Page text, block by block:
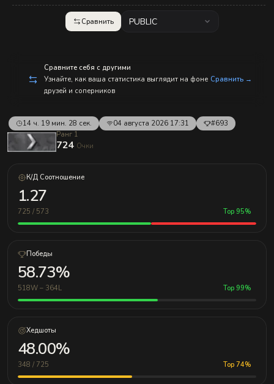
Сравнить PUBLIC
Сравните себя с другими
Узнайте, как ваша статистика выглядит на фоне
друзей и соперников
Сравнить →
14 ч. 19 мин. 28 сек. 04 августа 2026 17:31
#693
Ранг 1
724 Очки
К/Д Соотношение
1.27
725 / 573 Top 95%
Победы
58.73%
518W – 364L Top 99%
Хедшоты
48.00%
348 / 725 Top 74%
с